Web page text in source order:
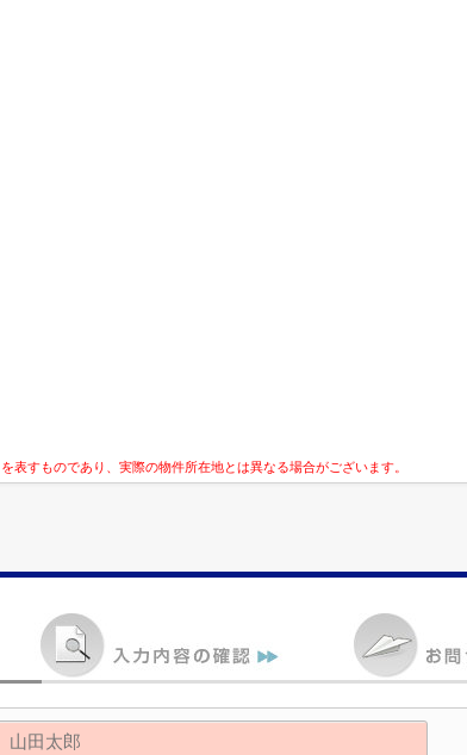
すものであり、実際の物件所在地とは異なる場合がございます。